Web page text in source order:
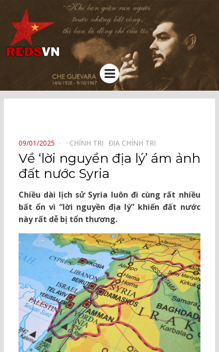
Kênh chia sẻ tri thức cộng đồng
Menu
POSTED
ON
09/01/2025 CHÍNH TRỊ⠀ ĐỊA CHÍNH TRỊ⠀
Về ‘lời nguyền địa lý’ ám ảnh
đất nước Syria
Chiều dài lịch sử Syria luôn đi cùng rất nhiều
bất ổn vì “lời nguyền địa lý” khiến đất nước
này rất dễ bị tổn thương.